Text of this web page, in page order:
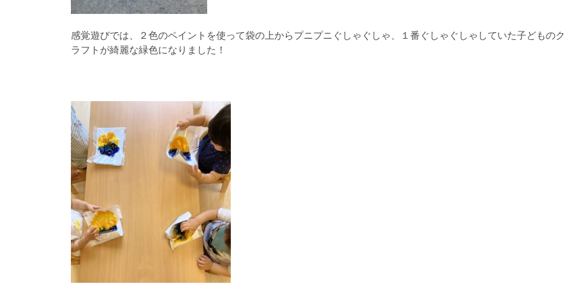
感覚遊びでは、２色のペイントを使って袋の上からプニプニぐしゃぐしゃ、１番ぐしゃぐしゃしていた子どものク
ラフトが綺麗な緑色になりました！